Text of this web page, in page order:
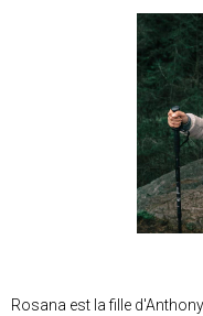
Rosana est la fille